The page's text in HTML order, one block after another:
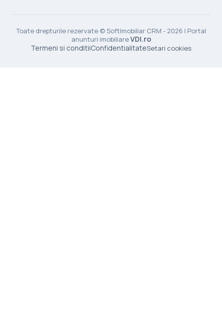
Toate drepturile rezervate © SoftImobiliar CRM - 2026 | Portal
anunturi imobiliareVDI.ro
Termeni si conditiiConfidentialitateSetari cookies